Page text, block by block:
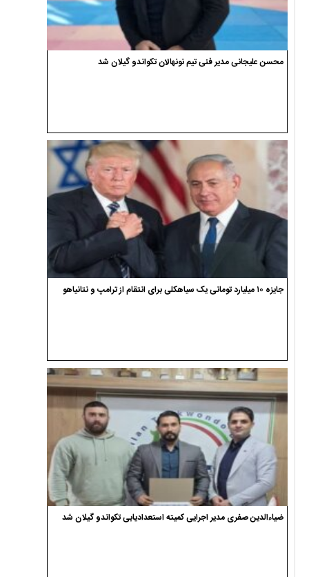
محسن علیجانی مدیر فنی تیم نونهالان تکواندو گیلان شد
جایزه ۱۰ میلیارد تومانی یک سیاهکلی برای انتقام از ترامپ و نتانیاهو
ضیاءالدین صفری مدیر اجرایی کمیته استعدادیابی تکواندو گیلان شد